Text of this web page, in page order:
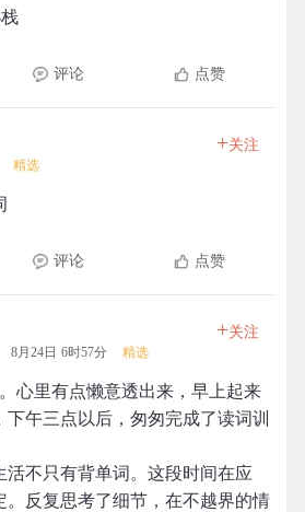
评论 点赞
精选
+关注
评论 点赞
8月24日 6时57分 精选
+关注
心里有点懒意透出来，早上起来
午三点以后，匆匆完成了读词训
活不只有背单词。这段时间在应
。反复思考了细节，在不越界的情